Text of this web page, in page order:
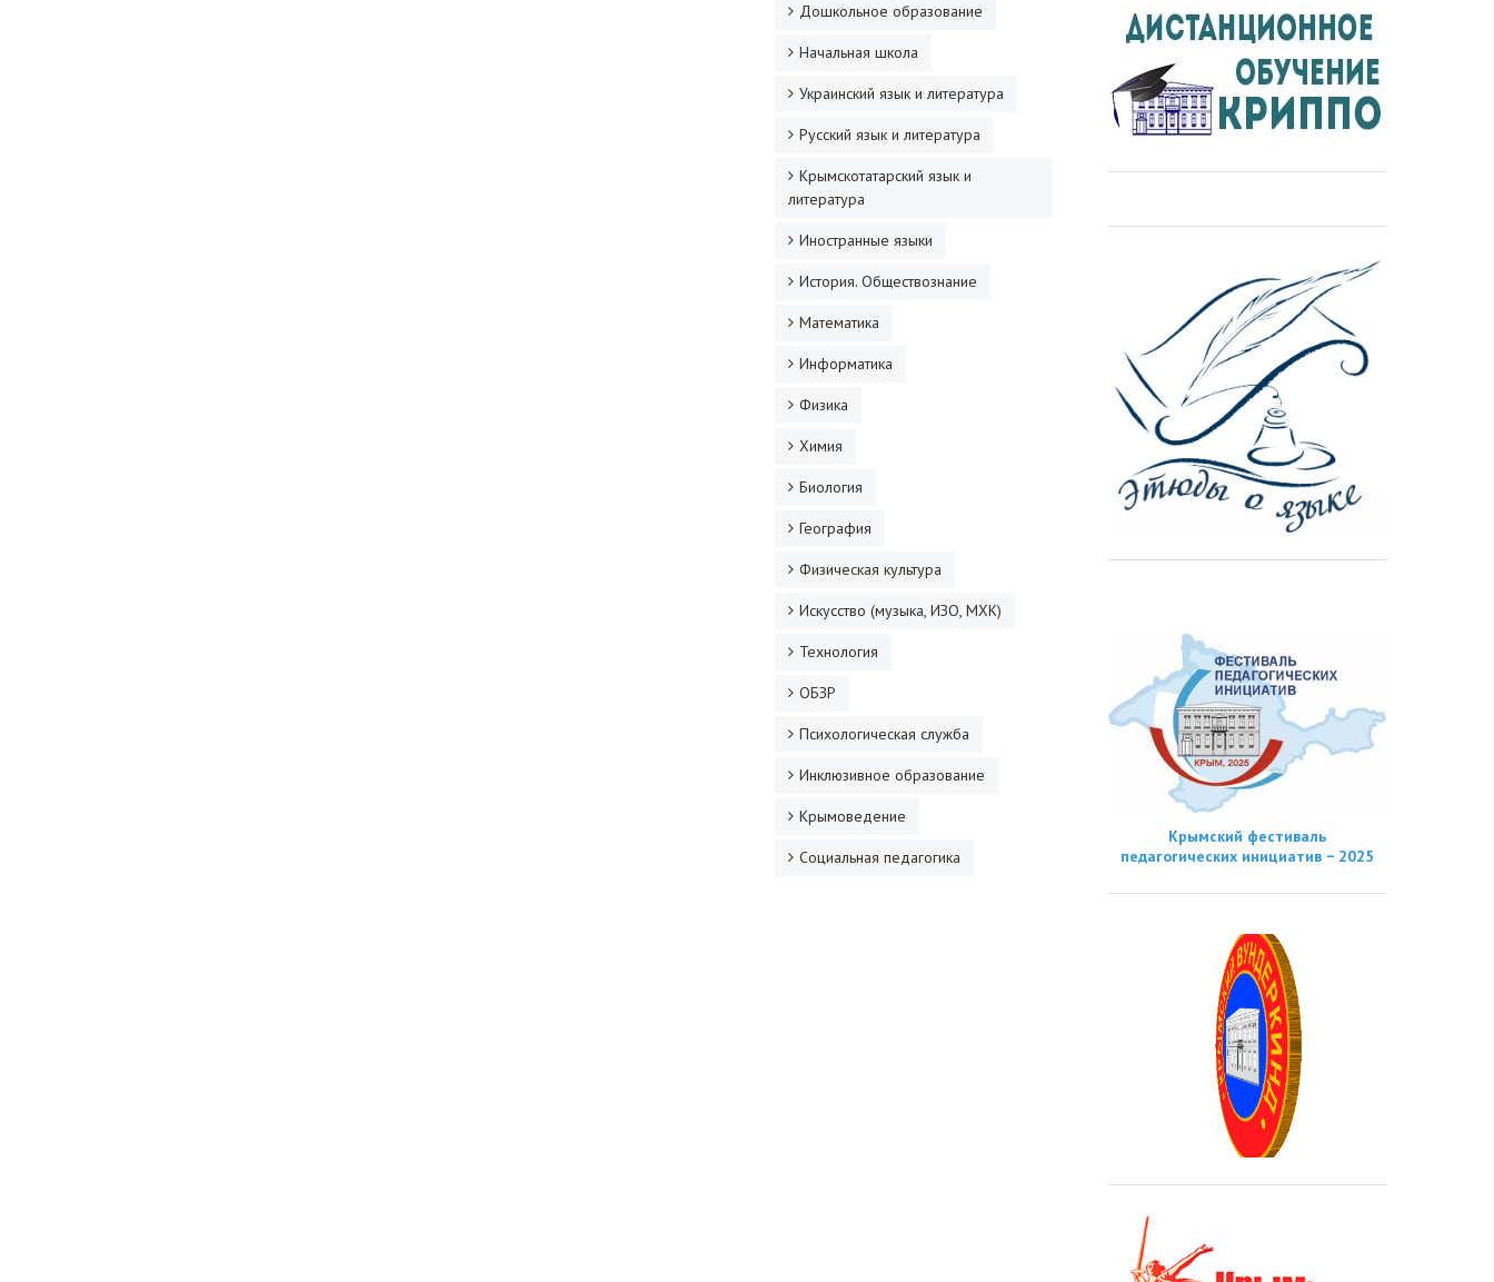
Дошкольное образование
Начальная школа
Украинский язык и литература
Русский язык и литература
Крымскотатарский язык и
литература
Иностранные языки
История. Обществознание
Математика
Информатика
Физика
Химия
Биология
География
Физическая культура
Искусство (музыка, ИЗО, МХК)
Технология
ОБЗР
Психологическая служба
Инклюзивное образование
Крымоведение
Социальная педагогика
Крымский фестиваль
педагогических инициатив − 2025